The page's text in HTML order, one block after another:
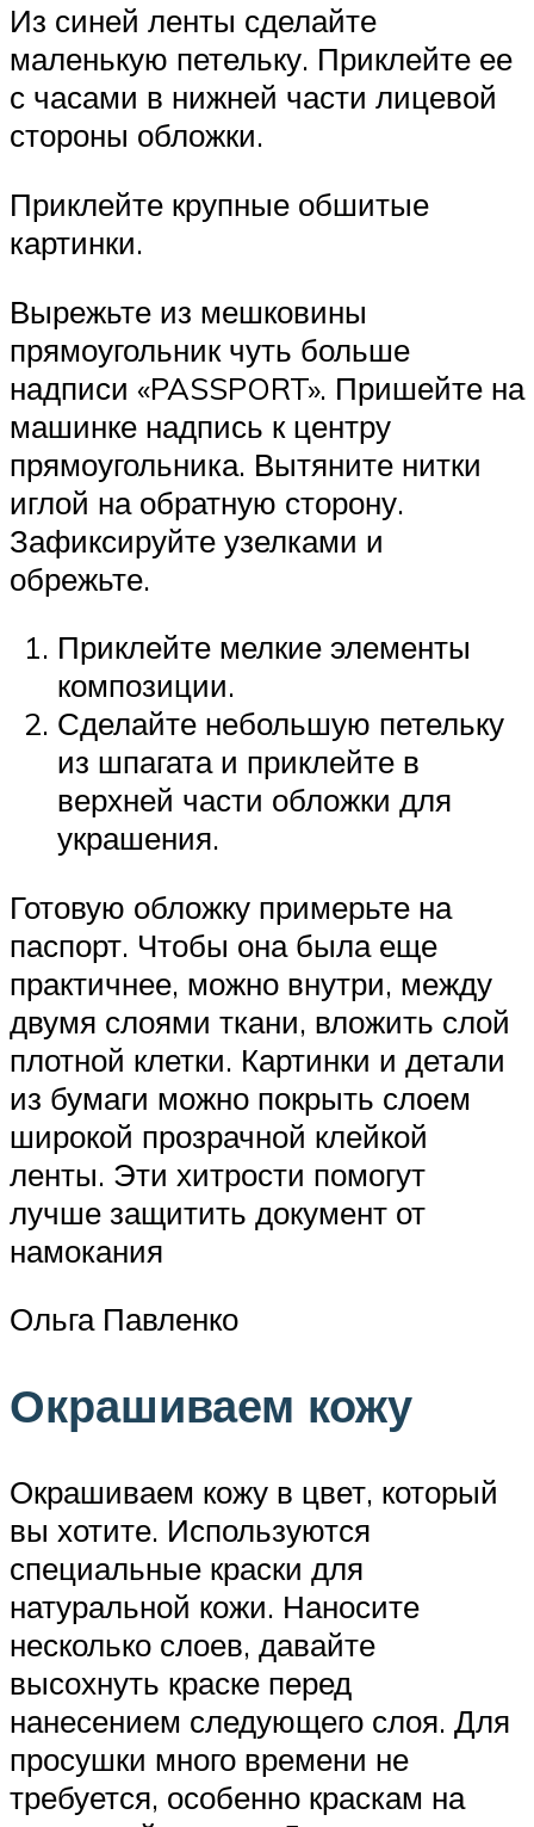
Из синей ленты сделайте
маленькую петельку. Приклейте ее
с часами в нижней части лицевой
стороны обложки.
Приклейте крупные обшитые
картинки.
Вырежьте из мешковины
прямоугольник чуть больше
надписи «PASSPORT». Пришейте на
машинке надпись к центру
прямоугольника. Вытяните нитки
иглой на обратную сторону.
Зафиксируйте узелками и
обрежьте.
Приклейте мелкие элементы
композиции.
Сделайте небольшую петельку
из шпагата и приклейте в
верхней части обложки для
украшения.
Готовую обложку примерьте на
паспорт. Чтобы она была еще
практичнее, можно внутри, между
двумя слоями ткани, вложить слой
плотной клетки. Картинки и детали
из бумаги можно покрыть слоем
широкой прозрачной клейкой
ленты. Эти хитрости помогут
лучше защитить документ от
намокания
Ольга Павленко
Окрашиваем кожу
Окрашиваем кожу в цвет, который
вы хотите. Используются
специальные краски для
натуральной кожи. Наносите
несколько слоев, давайте
высохнуть краске перед
нанесением следующего слоя. Для
просушки много времени не
требуется, особенно краскам на